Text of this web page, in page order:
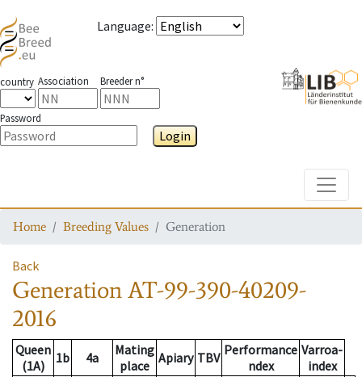
Language:
country Association Breeder n°
Password
Login
Home Breeding Values Generation
Back
GenerationAT-99-390-40209-
2016
Queen
(1A)
1b 4a
Mating
place Apiary TBV Performance
ndex
Varroa-
index